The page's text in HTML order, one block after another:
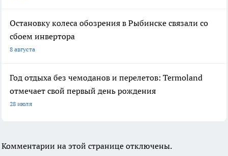
Остановку колеса обозрения в Рыбинске связали со
сбоем инвертора
8 августа
Год отдыха без чемоданов и перелетов: Termoland
отмечает свой первый день рождения
28 июля
Комментарии на этой странице отключены.